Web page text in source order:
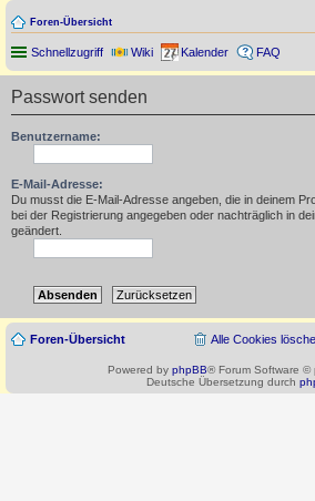
Foren-Übersicht
Schnellzugriff Wiki Kalender FAQ
Passwort senden
Benutzername:
E-Mail-Adresse:
Du musst die E-Mail-Adresse angeben, die in deinem
bei der Registrierung angegeben oder nachträglich in
geändert.
Foren-Übersicht Alle Cookies
Powered by phpBB® Forum Software ©
Deutsche Übersetzung durch